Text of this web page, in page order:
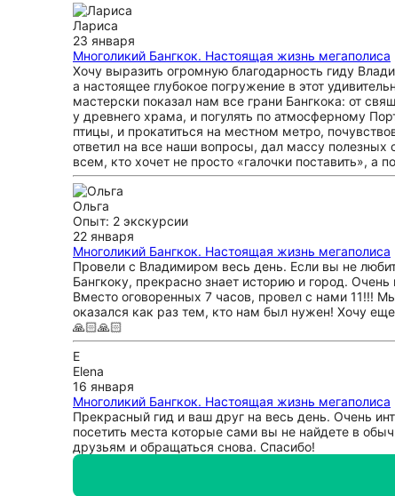
Лариса
23 января
Многоликий Бангкок. Настоящая жизнь мегаполиса
Хочу выразить огромную благодарность гиду
а настоящее глубокое погружение в этот
мастерски показал нам все грани Бангкока: от
у древнего храма, и погулять по атмосферному
птицы, и прокатиться на местном метро,
ответил на все наши вопросы, дал массу
всем, кто хочет не просто «галочки поставить», а
Ольга
Опыт: 2 экскурсии
22 января
Многоликий Бангкок. Настоящая жизнь мегаполиса
Провели с Владимиром весь день. Если вы не
Бангкоку, прекрасно знает историю и город.
Вместо оговоренных 7 часов, провел с нами 11!!!
оказался как раз тем, кто нам был нужен! Хочу
🙏🏻🙏🏻
E
Elena
16 января
Многоликий Бангкок. Настоящая жизнь мегаполиса
Прекрасный гид и ваш друг на весь день. Очень
посетить места которые сами вы не найдете в
друзьям и обращаться снова. Спасибо!